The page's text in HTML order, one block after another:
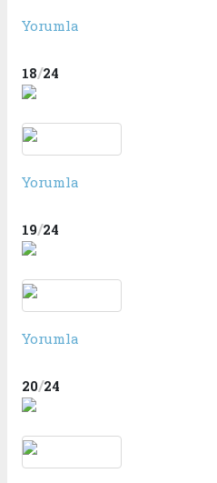
Yorumla
18/24
Yorumla
19/24
Yorumla
20/24